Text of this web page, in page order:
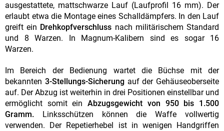
ausgestattete, mattschwarze Lauf (Laufprofil 16 mm). Der
erlaubt etwa die Montage eines Schalldämpfers. In den Lauf
greift ein Drehkopfverschluss nach militärischem Standard
und 8 Warzen. In Magnum-Kalibern sind es sogar 16
Warzen.
Im Bereich der Bedienung wartet die Büchse mit der
bekannten 3-Stellungs-Sicherungauf der Gehäuseoberseite
auf. Der Abzug ist weiterhin in drei Positionen einstellbar und
ermöglicht somit einAbzugsgewicht von 950 bis 1.500
Gramm.
Linksschützen können die Waffe vollwertig
verwenden. Der Repetierhebel ist in wenigen Handgriffen